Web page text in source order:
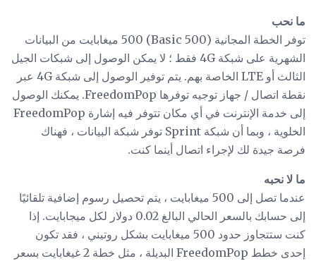
ما نحب
توفر الخطة المجانية (Basic 500) 500 ميغابايت من البيانات
الشهرية على شبكة 4G فقط ؛ لا يمكن الوصول إلى شبكات الجيل
الثالث أو LTE الخاصة بهم. يتم توفير الوصول إلى شبكة 4G عبر
نقطة اتصال / جهاز توجيه توفرها FreedomPop. يمكنك الوصول
إلى خدمة الإنترنت في أي مكان تتوفر فيه إشارة FreedomPop
الخلوية ، وبما أن شبكة Sprint توفر شبكة البيانات ، فهناك
فرصة جيدة لك لإجراء اتصال أينما كنت.
ما لا نحبه
عندما تصل إلى 500 ميغابايت ، يتم تحصيل رسوم إضافية تلقائيًا
إلى حسابك بالسعر الحالي البالغ 0.02 دولار لكل ميجابايت. إذا
كنت ستتجاوز حدود 500 ميغابايت بشكل روتيني ، فقد تكون
إحدى خطط FreedomPop البديلة ، مثل خطة 2 غيغابايت بسعر